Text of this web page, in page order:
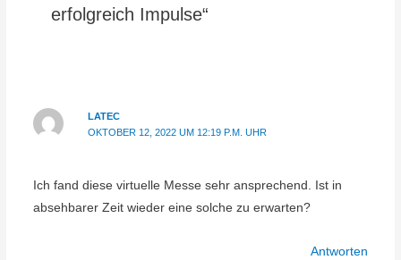
erfolgreich Impulse“
LATEC
OKTOBER 12, 2022 UM 12:19 P.M. UHR
Ich fand diese virtuelle Messe sehr ansprechend. Ist in
absehbarer Zeit wieder eine solche zu erwarten?
Antworten